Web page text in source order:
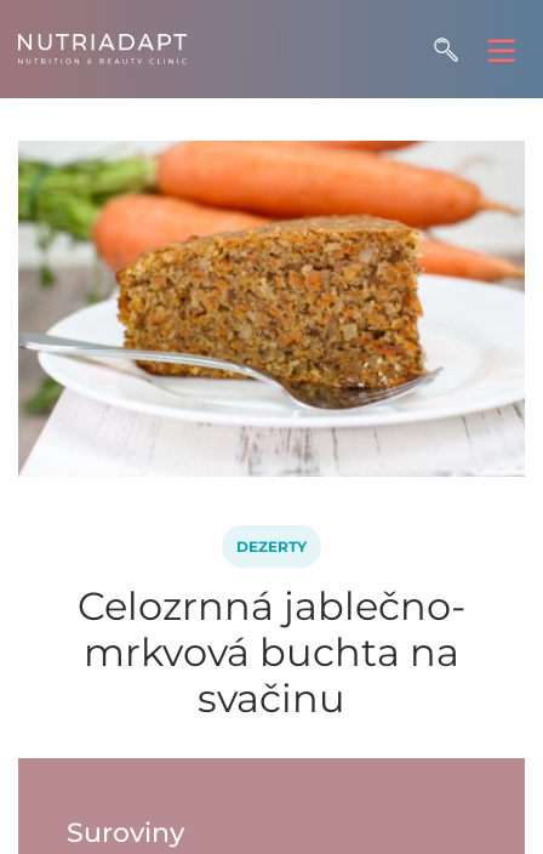
DEZERTY
Celozrnná jablečno-
mrkvová buchta na
svačinu
Suroviny